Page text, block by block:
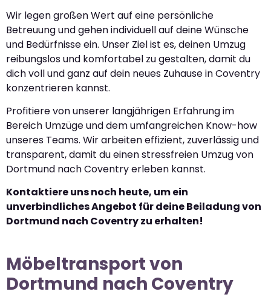
Wir legen großen Wert auf eine persönliche
Betreuung und gehen individuell auf deine Wünsche
und Bedürfnisse ein. Unser Ziel ist es, deinen Umzug
reibungslos und komfortabel zu gestalten, damit du
dich voll und ganz auf dein neues Zuhause in Coventry
konzentrieren kannst.
Profitiere von unserer langjährigen Erfahrung im
Bereich Umzüge und dem umfangreichen Know-how
unseres Teams. Wir arbeiten effizient, zuverlässig und
transparent, damit du einen stressfreien Umzug von
Dortmund nach Coventry erleben kannst.
Kontaktiere uns noch heute, um ein
unverbindliches Angebot für deine Beiladung von
Dortmund nach Coventry zu erhalten!
Möbeltransport von
Dortmund nach Coventry